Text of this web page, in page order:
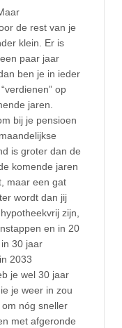
de rest van je
klein. Er is
paar jaar
ben je in ieder
op
jaren.
bij je pensioen
is groter dan de
komende jaren
maar een gat
wordt dan jij
zijn,
en in 20
30 jaar
2033
je wel 30 jaar
je weer in zou
nóg sneller
met afgeronde